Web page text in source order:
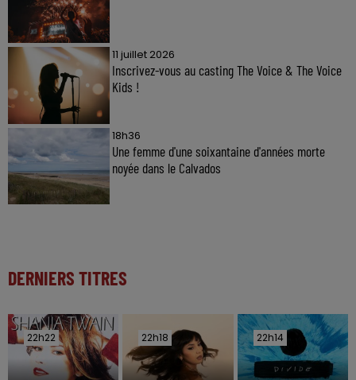
11 juillet 2026
Inscrivez-vous au casting The Voice & The Voice
Kids !
18h36
Une femme d'une soixantaine d'années morte
noyée dans le Calvados
DERNIERS TITRES
22h22
22h22 22h18
22h18 22h14
22h14